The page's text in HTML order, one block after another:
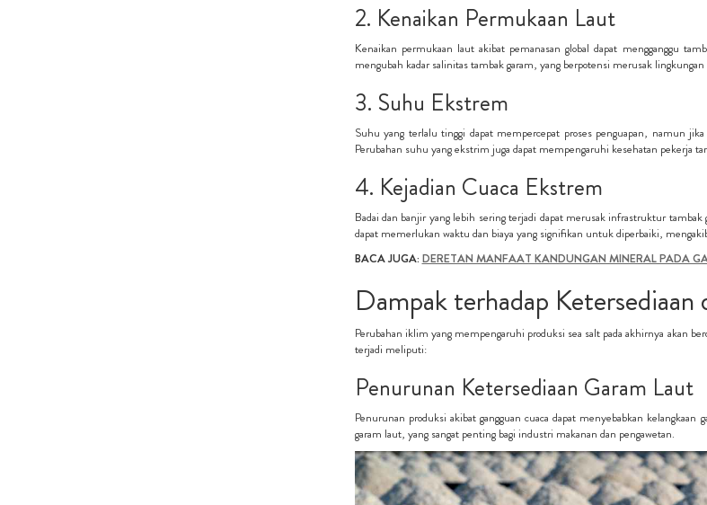
2. Kenaikan Permukaan Laut
Kenaikan permukaan laut akibat pemanasan global dapat mengganggu
mengubah kadar salinitas tambak garam, yang berpotensi merusak
3. Suhu Ekstrem
Suhu yang terlalu tinggi dapat mempercepat proses penguapan, namun
Perubahan suhu yang ekstrim juga dapat mempengaruhi kesehatan pekerja
4. Kejadian Cuaca Ekstrem
Badai dan banjir yang lebih sering terjadi dapat merusak infrastruktur
dapat memerlukan waktu dan biaya yang signifikan untuk diperbaiki,
BACA JUGA: DERETAN MANFAAT KANDUNGAN MINERAL PADA
Dampak terhadap Ketersediaan
Perubahan iklim yang mempengaruhi produksi sea salt pada akhirnya akan
terjadi meliputi:
Penurunan Ketersediaan Garam Laut
Penurunan produksi akibat gangguan cuaca dapat menyebabkan
garam laut, yang sangat penting bagi industri makanan dan pengawetan.